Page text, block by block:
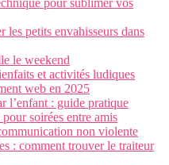
pour sublimer vos
les petits envahisseurs dans
le weekend
et activités ludiques
web en 2025
l’enfant : guide pratique
soirées entre amis
non violente
: comment trouver le traiteur